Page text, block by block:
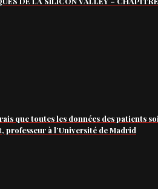
que toutes les données des patients
professeur à l’Université de Madrid